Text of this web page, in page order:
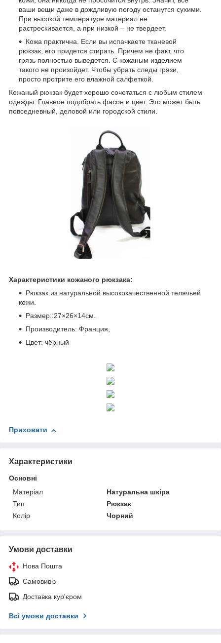
ваши вещи даже в дождливую погоду останутся сухими.
При высокой температуре материал не
растрескивается, а при низкой – не твердеет.
Кожа практична. Если вы испачкаете тканевой
рюкзак, его придется стирать. Причем не факт, что
грязь полностью выведется. С кожаным изделием
такого не произойдет. Чтобы убрать следы грязи,
просто протрите его влажной салфеткой.
Кожаный рюкзак будет хорошо сочетаться с любым стилем
одежды. Главное подобрать фасон и цвет. Это может быть
повседневный, деловой или городской стили.
Характеристики кожаного рюкзака:
Рюкзак из натуральной высококачественной телячьей
кожи.
Размер::27×26×14см.
Производитель: Франция,
Цвет: чёрный
Приховати
Характеристики
Основні
Матеріал
Натуральна шкіра
Тип
Рюкзак
Колір
Чорний
Умови доставки
Нова Пошта
Самовивіз
Доставка кур'єром
Всі умови доставки